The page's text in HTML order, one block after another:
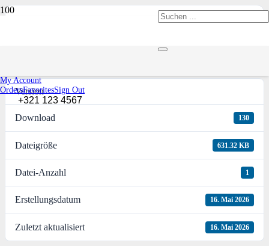
My Account
OrdersFavoritesSign Out
+321 123 4567
Version
Download 130
Dateigröße 631.32 KB
Datei-Anzahl 1
Erstellungsdatum 16. Mai 2026
Zuletzt aktualisiert 16. Mai 2026